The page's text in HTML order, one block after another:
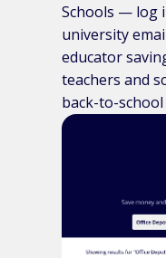
Schools — log
university
educator
teachers and
back-to-school